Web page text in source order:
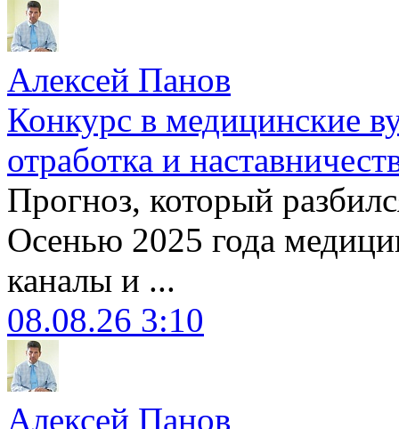
Алексей Панов
Конкурс в медицинские
отработка и
Прогноз, который
Осенью 2025 года
каналы и ...
08.08.26 3:10
Алексей Панов